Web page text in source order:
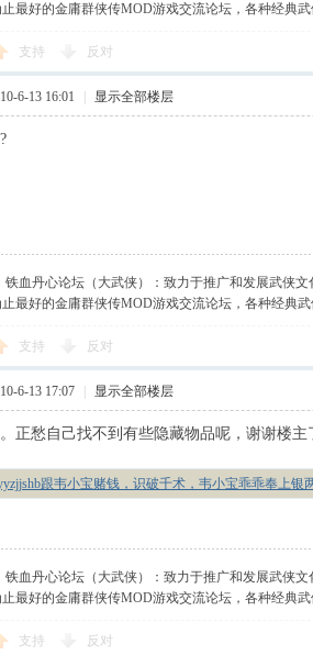
最好的金庸群侠传MOD游戏交流论坛，各种经典
支持 反对
6-13 16:01 显示全部楼层
铁血丹心论坛（大武侠）：致力于推广和发展武侠
最好的金庸群侠传MOD游戏交流论坛，各种经典
支持 反对
6-13 17:07 显示全部楼层
正愁自己找不到有些隐藏物品呢，谢谢楼主
跟韦小宝赌钱，识破千术，韦小宝乖乖奉上银两
铁血丹心论坛（大武侠）：致力于推广和发展武侠
最好的金庸群侠传MOD游戏交流论坛，各种经典
支持 反对